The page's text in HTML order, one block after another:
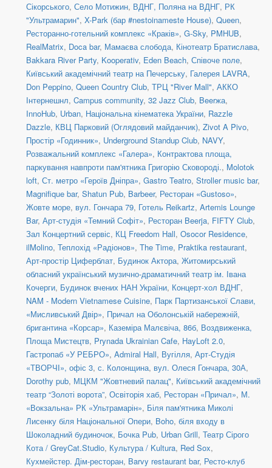
Сікорського, Село Мотижин, ВДНГ, Поляна на ВДНГ, РК
"Ультрамарин", X-Park (бар #nestoinameste House), Queen,
Ресторанно-готельний комплекс «Краків», G-Sky, PMHUB,
RealMatrix, Doca bar, Мамаєва слобода, Кінотеатр Братислава,
Bakkara River Party, Kooperativ, Eden Beach, Співоче поле,
Київський академічний театр на Печерську, Галерея LAVRA,
Don Peppino, Queen Country Club, ТРЦ "River Mall", АККО
Інтернешнл, Campus community, 32 Jazz Club, Beerжа,
InnoHub, Urban, Національна кінематека України, Razzle
Dazzle, КВЦ Парковий (Оглядовий майданчик), Zivot A Pivo,
Простір «Годинник», Underground Standup Club, NAVY,
Розважальний комплекс «Галера», Контрактова площа,
паркування навпроти пам'ятника Григорію Сковороді., Molotok
loft, Ст. метро «Героїв Дніпра», Gastro Teatro, Stroller music bar,
Magnifique bar, Shatun Pub, Barbeer, Ресторан «Gustoso»,
Жовте море, вул. Гончара 79, Готель Reikartz, Artemis Lounge
Bar, Арт-студія «Темний Софіт», Ресторан Beerja, FIFTY Club,
Зал Концертний сервіс, КЦ Freedom Hall, Osocor Residence,
ilMolino, Теплохід «Радіонов», The Time, Praktika restaurant,
Арт-простір Циферблат, Будинок Актора, Житомирський
обласний український музично-драматичний театр ім. Івана
Кочерги, Будинок вчених НАН України, Концерт-хол ВДНГ,
NAM - Modern Vietnamese Cuisine, Парк Партизанської Слави,
«Мисливський Двір», Причал на Оболонській набережній,
бригантина «Корсар», Каземіра Малєвіча, 86б, Воздвиженка,
Площа Мистецтв, Prynada Ukrainian Cafe, HayLoft 2.0,
Гастропаб «У РЕБРО», Admiral Hall, Вугілля, Арт-Студія
«ТВОРЧІ», офіс 3, с. Колонщина, вул. Олеся Гончара, 30А,
Dorothy pub, МЦКМ "Жовтневий палац", Київський академічний
театр “Золоті ворота”, Освіторія хаб, Ресторан «Причал», М.
«Вокзальна» РК «Ультрамарін», Біля пам'ятника Миколі
Лисенку біля Національної Опери, Boho, біля входу в
Шоколадний будиночок, Бочка Pub, Urban Grill, Театр Сірого
Кота / GreyCat.Studio, Культура / Kultura, Red Sox,
Кухмейстер. Дім-ресторан, Barvy restaurant bar, Ресто-клуб